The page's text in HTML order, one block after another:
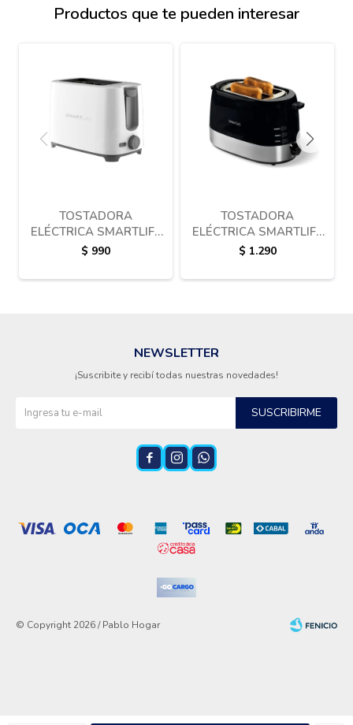
Productos que te pueden interesar
TOSTADORA
ELÉCTRICA SMARTLIFE
SL-TD1101 - 700W
$ 990
TOSTADORA
ELÉCTRICA SMARTLIFE
SL-TD8211
$ 1.290
NEWSLETTER
¡Suscribite y recibí todas nuestras novedades!
SUSCRIBIRME
  
© Copyright 2026 / Pablo Hogar